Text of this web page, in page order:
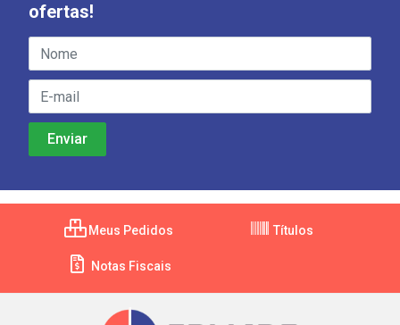
ofertas!
Meus Pedidos Títulos
Notas Fiscais